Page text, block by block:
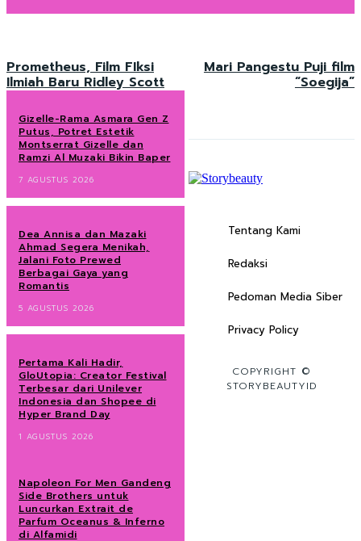
Prometheus, Film FIksi
Ilmiah Baru Ridley Scott
Mari Pangestu Puji film
“Soegija”
Gizelle-Rama Asmara Gen Z
Putus, Potret Estetik
Montserrat Gizelle dan
Ramzi Al Muzaki Bikin Baper
7 AGUSTUS 2026
Dea Annisa dan Mazaki
Ahmad Segera Menikah,
Jalani Foto Prewed
Berbagai Gaya yang
Romantis
5 AGUSTUS 2026
Pertama Kali Hadir,
GloUtopia: Creator Festival
Terbesar dari Unilever
Indonesia dan Shopee di
Hyper Brand Day
1 AGUSTUS 2026
Napoleon For Men Gandeng
Side Brothers untuk
Luncurkan Extrait de
Parfum Oceanus & Inferno
di Alfamidi
Tentang Kami
Redaksi
Pedoman Media Siber
Privacy Policy
COPYRIGHT ©
STORYBEAUTYID